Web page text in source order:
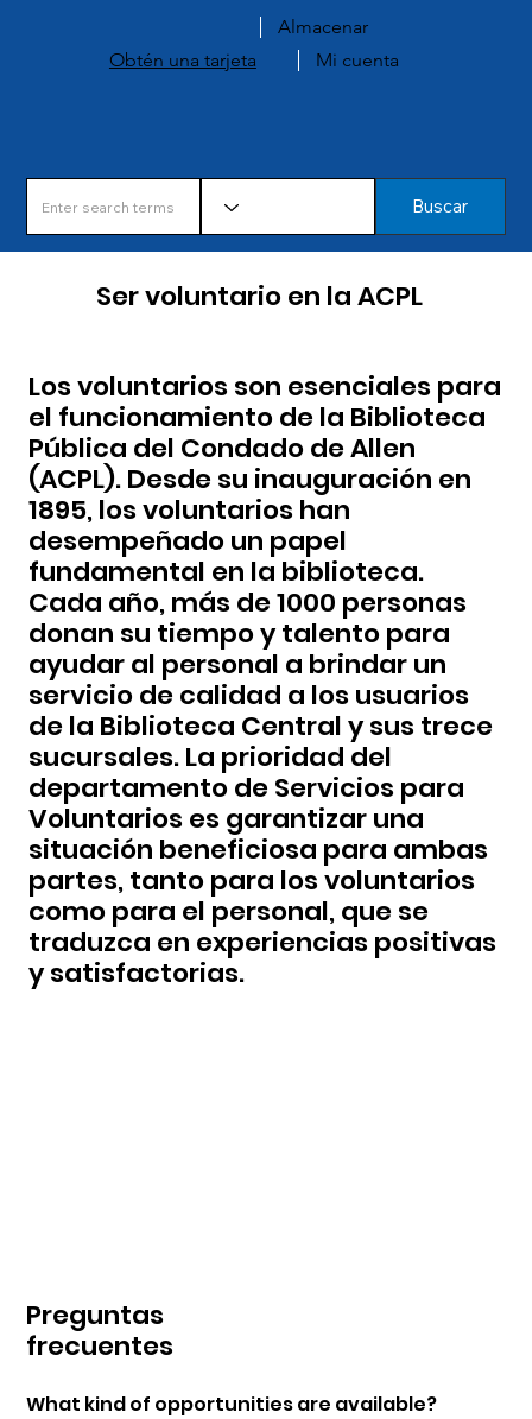
Almacenar
Obtén una tarjeta
Mi cuenta
Buscar
Ser voluntario en la ACPL
Los voluntarios son esenciales para
el funcionamiento de la Biblioteca
Pública del Condado de Allen
(ACPL). Desde su inauguración en
1895, los voluntarios han
desempeñado un papel
fundamental en la biblioteca.
Cada año, más de 1000 personas
donan su tiempo y talento para
ayudar al personal a brindar un
servicio de calidad a los usuarios
de la Biblioteca Central y sus trece
sucursales. La prioridad del
departamento de Servicios para
Voluntarios es garantizar una
situación beneficiosa para ambas
partes, tanto para los voluntarios
como para el personal, que se
traduzca en experiencias positivas
y satisfactorias.
Preguntas
frecuentes
What kind of opportunities are available?